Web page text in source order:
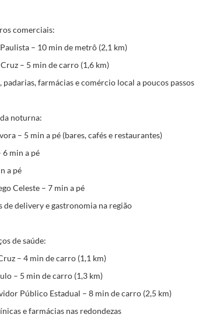
comerciais:
– 10 min de metrô (2,1 km)
– 5 min de carro (1,6 km)
padarias, farmácias e comércio local a poucos passos
noturna:
– 5 min a pé (bares, cafés e restaurantes)
min a pé
a pé
Celeste – 7 min a pé
de delivery e gastronomia na região
de saúde:
– 4 min de carro (1,1 km)
– 5 min de carro (1,3 km)
Público Estadual – 8 min de carro (2,5 km)
e farmácias nas redondezas